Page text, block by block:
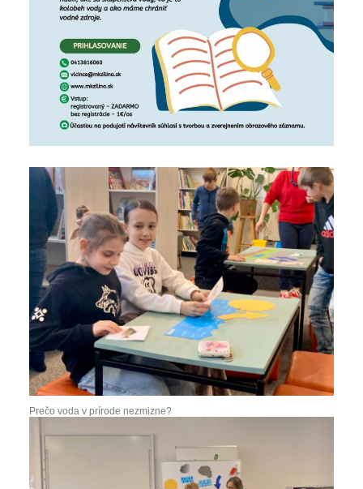
Prečo voda v prírode nezmizne?